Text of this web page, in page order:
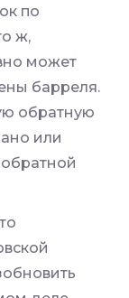
по
ж,
может
барреля.
обратную
или